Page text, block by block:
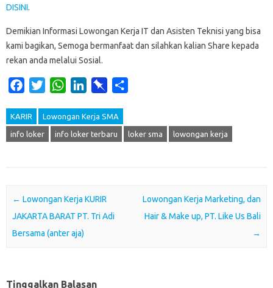
DISINI.
Demikian Informasi Lowongan Kerja IT dan Asisten Teknisi yang bisa
kami bagikan, Semoga bermanfaat dan silahkan kalian Share kepada
rekan anda melalui Sosial.
c
e
k
i
W
a
t
p
n
k
n
n
b
r
KARIR Lowongan Kerja SMA
info loker info loker terbaru loker sma lowongan kerja
Post navigation
← Lowongan Kerja KURIR
JAKARTA BARAT PT. Tri Adi
Bersama (anter aja)
Lowongan Kerja Marketing, dan
Hair & Make up, PT. Like Us Bali
→
Tinggalkan Balasan